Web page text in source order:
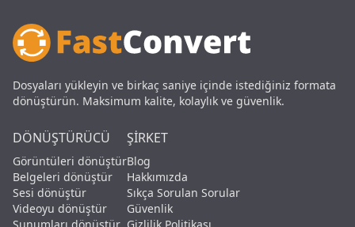
Dosyaları yükleyin ve birkaç saniye içinde istediğiniz formata
dönüştürün. Maksimum kalite, kolaylık ve güvenlik.
DÖNÜŞTÜRÜCÜ
Görüntüleri dönüştür
Belgeleri dönüştür
Sesi dönüştür
Videoyu dönüştür
ŞIRKET
Blog
Hakkımızda
Sıkça Sorulan Sorular
Güvenlik